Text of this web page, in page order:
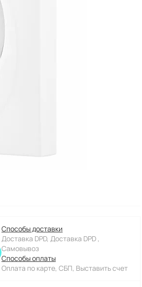
Способы доставки
Доставка DPD, Доставка DPD ,
Самовывоз
Способы оплаты
Оплата по карте, СБП, Выставить счет